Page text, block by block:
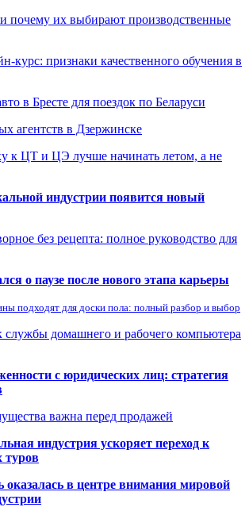
почему их выбирают производственные
курс: признаки качественного обучения в
в Бресте для поездок по Беларуси
агентств в Дзержинске
к ЦТ и ЦЭ лучше начинать летом, а не
индустрии появится новый
без рецепта: полное руководство для
о паузе после нового этапа карьеры
подходят для доски пола: полный разбор и выбор
службы домашнего и рабочего компьютера
с юридических лиц: стратегия
важна перед продажей
индустрия ускоряет переход к
туров
оказалась в центре внимания мировой